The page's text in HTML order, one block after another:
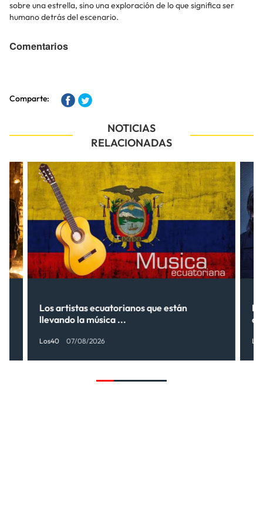
sobre una estrella, sino una exploración de lo que significa ser
humano detrás del escenario.
Comentarios
Comparte:
NOTICIAS
RELACIONADAS
Los artistas ecuatorianos que están
llevando la música ...
Los40 07/08/2026